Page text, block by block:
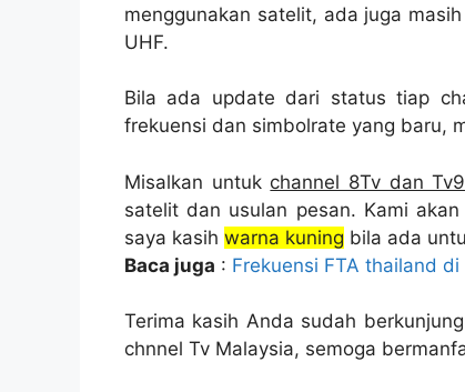
menggunakan satelit, ada juga
UHF.
Bila ada update dari status tiap
frekuensi dan simbolrate yang baru,
Misalkan untuk channel 8Tv dan Tv9
satelit dan usulan pesan. Kami
saya kasih warna kuning bila ada
Baca juga : Frekuensi FTA thailand
Terima kasih Anda sudah
chnnel Tv Malaysia, semoga